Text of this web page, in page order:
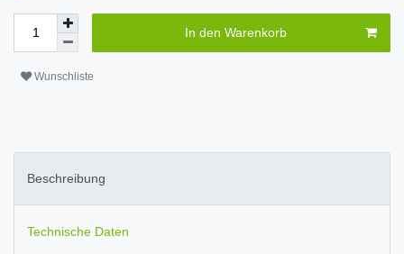
In den Warenkorb
Wunschliste
Beschreibung
Technische Daten